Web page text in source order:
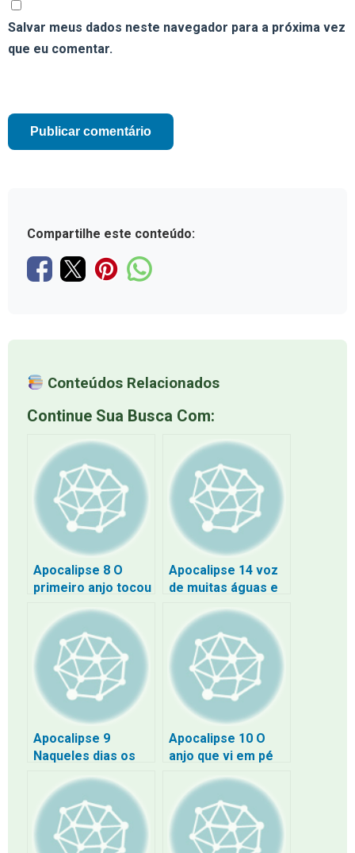
Salvar meus dados neste navegador para a próxima vez
que eu comentar.
Compartilhe este conteúdo:
Conteúdos Relacionados
Continue Sua Busca Com:
Apocalipse 8 O
primeiro anjo tocou
Apocalipse 14 voz
de muitas águas e
grande trovão e a
voz
Apocalipse 9
Naqueles dias os
morte
Apocalipse 10 O
anjo que vi em pé
sobre a terra
levantou